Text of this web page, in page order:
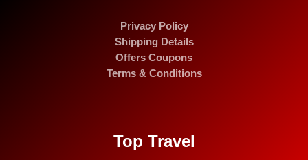
Privacy Policy
Shipping Details
Offers Coupons
Terms & Conditions
Top Travel